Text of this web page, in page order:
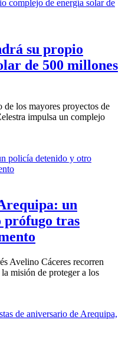
su propio
de 500 millones
los mayores proyectos de
impulsa un complejo
un
prófugo tras
Avelino Cáceres recorren
misión de proteger a los